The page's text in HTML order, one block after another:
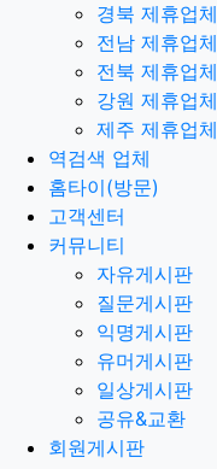
경북 제휴업체
전남 제휴업체
전북 제휴업체
강원 제휴업체
제주 제휴업체
역검색 업체
홈타이(방문)
고객센터
커뮤니티
자유게시판
질문게시판
익명게시판
유머게시판
일상게시판
공유&교환
회원게시판